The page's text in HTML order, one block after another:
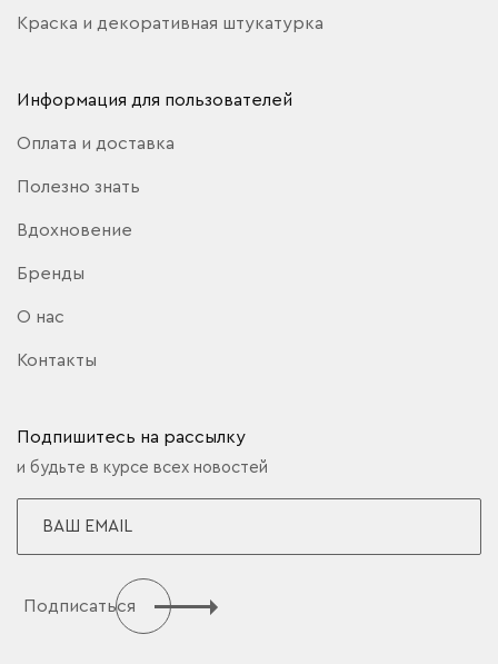
Краска и декоративная штукатурка
Информация для пользователей
Оплата и доставка
Полезно знать
Вдохновение
Бренды
О нас
Контакты
Подпишитесь на рассылку
и будьте в курсе всех новостей
Подписаться